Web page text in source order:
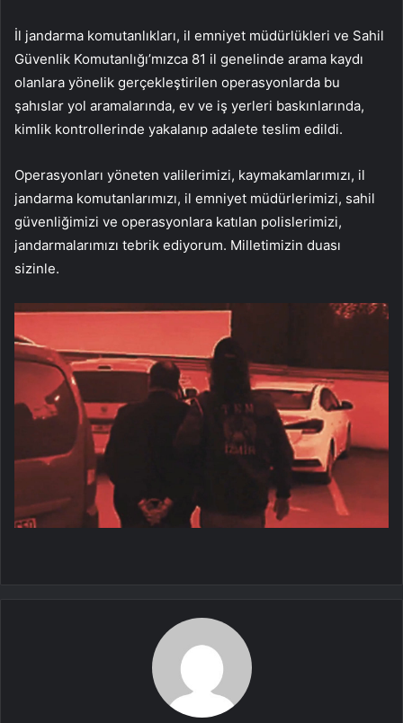
İl jandarma komutanlıkları, il emniyet müdürlükleri ve Sahil
Güvenlik Komutanlığı’mızca 81 il genelinde arama kaydı
olanlara yönelik gerçekleştirilen operasyonlarda bu
şahıslar yol aramalarında, ev ve iş yerleri baskınlarında,
kimlik kontrollerinde yakalanıp adalete teslim edildi.
Operasyonları yöneten valilerimizi, kaymakamlarımızı, il
jandarma komutanlarımızı, il emniyet müdürlerimizi, sahil
güvenliğimizi ve operasyonlara katılan polislerimizi,
jandarmalarımızı tebrik ediyorum. Milletimizin duası
sizinle.